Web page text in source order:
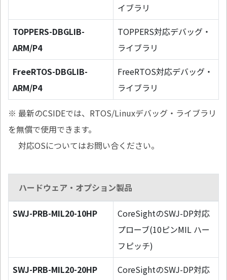
イブラリ
TOPPERS-DBGLIB-
ARM/P4
TOPPERS対応デバッグ・
ライブラリ
FreeRTOS-DBGLIB-
ARM/P4
FreeRTOS対応デバッグ・
ライブラリ
※ 最新のCSIDEでは、RTOS/Linuxデバッグ・ライブラリ
を無償で使用できます。
対応OSについてはお問い合ください。
ハードウェア・オプション製品
SWJ-PRB-MIL20-10HP
CoreSightのSWJ-DP対応
プローブ(10ピンMIL ハー
フピッチ)
SWJ-PRB-MIL20-20HP
CoreSightのSWJ-DP対応